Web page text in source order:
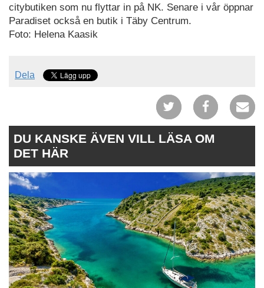
citybutiken som nu flyttar in på NK. Senare i vår öppnar
Paradiset också en butik i Täby Centrum.
Foto: Helena Kaasik
Dela
DU KANSKE ÄVEN VILL LÄSA OM
DET HÄR